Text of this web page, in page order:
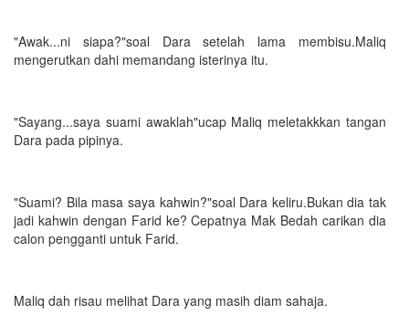
"Awak...ni siapa?"soal Dara setelah lama membisu.Maliq
mengerutkan dahi memandang isterinya itu.
"Sayang...saya suami awaklah"ucap Maliq meletakkkan tangan
Dara pada pipinya.
"Suami? Bila masa saya kahwin?"soal Dara keliru.Bukan dia tak
jadi kahwin dengan Farid ke? Cepatnya Mak Bedah carikan dia
calon pengganti untuk Farid.
Maliq dah risau melihat Dara yang masih diam sahaja.